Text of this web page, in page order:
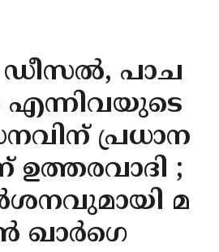
ഡീസൽ, പാച
പ്രധാന
ഉത്തരവാദി ;
മ
ഖാർഗെ